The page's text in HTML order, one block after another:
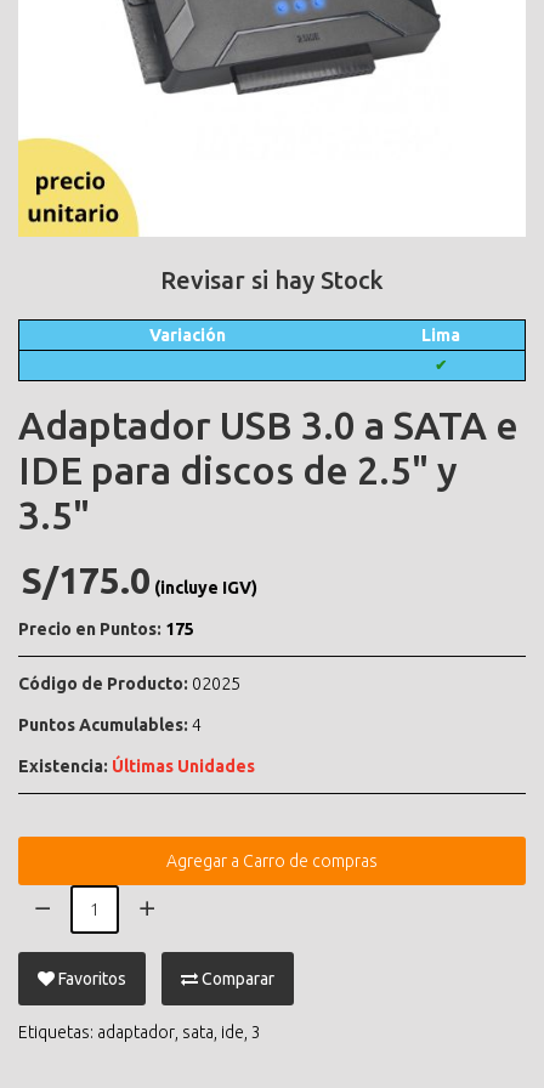
Revisar si hay Stock
Variación Lima
✔
Adaptador USB 3.0 a SATA e
IDE para discos de 2.5" y
3.5"
S/175.0 (incluye IGV)
Precio en Puntos: 175
Código de Producto: 02025
Puntos Acumulables: 4
Existencia: Últimas Unidades
Agregar a Carro de compras
Favoritos Comparar
Etiquetas: adaptador sata ide 3